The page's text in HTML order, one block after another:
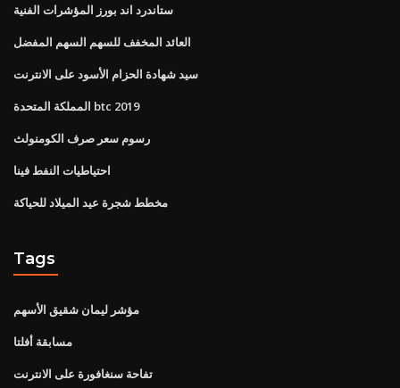
ستاندرد اند بورز المؤشرات الفنية
العائد المخفف للسهم السهم المفضل
سيد شهادة الحزام الأسود على الانترنت
المملكة المتحدة btc 2019
رسوم سعر صرف الكومنولث
احتياطيات النفط فينا
مخطط شجرة عيد الميلاد للحياكة
Tags
مؤشر ليمان شقيق الأسهم
مسابقة أفلتا
تفاحة سنغافورة على الانترنت